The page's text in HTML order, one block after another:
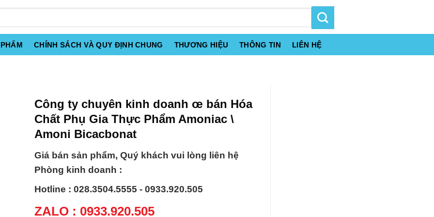
CHÍNH SÁCH VÀ QUY ĐỊNH CHUNG THƯƠNG HIỆU THÔNG TIN LIÊN HỆ
Công ty chuyên kinh doanh œ bán Hóa
Chất Phụ Gia Thực Phẩm Amoniac \
Amoni Bicacbonat
Giá bán sản phẩm, Quý khách vui lòng liên hệ
Phòng kinh doanh :
Hotline : 028.3504.5555 - 0933.920.505
ZALO : 0933.920.505